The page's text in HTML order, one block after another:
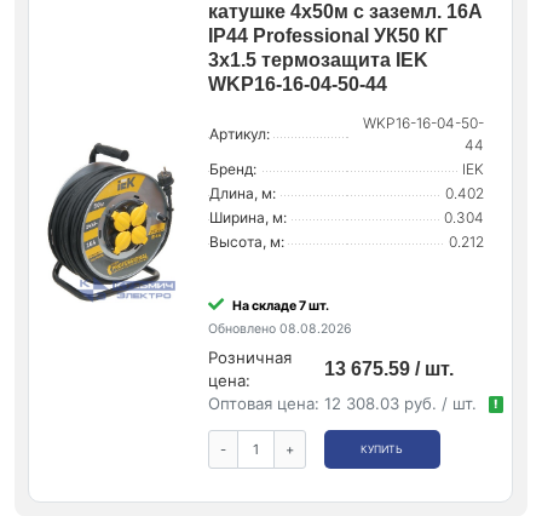
катушке 4х50м с заземл. 16А
IP44 Professional УК50 КГ
3х1.5 термозащита IEK
WKP16-16-04-50-44
Артикул:
WKP16-16-04-50-
44
Бренд:
IEK
Длина, м:
0.402
Ширина, м:
0.304
Высота, м:
0.212
На складе 7 шт.
Обновлено 08.08.2026
Розничная
цена:
13 675.59 / шт.
Оптовая цена: 12 308.03 руб. / шт. !
- + КУПИТЬ